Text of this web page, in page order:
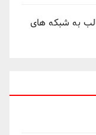
به شبکه های